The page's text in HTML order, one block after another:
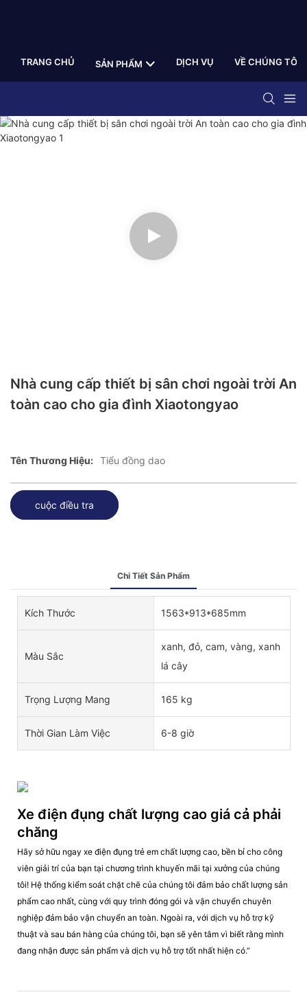
TRANG CHỦ SẢN PHẨM DỊCH VỤ VỀ CHÚNG TÔI
Nhà cung cấp thiết bị sân chơi ngoài trời An
toàn cao cho gia đình Xiaotongyao
Tên Thương Hiệu: Tiểu đồng dao
cuộc điều tra
Chi Tiết Sản Phẩm
Kích Thước 1563*913*685mm
Màu Sắc
xanh, đỏ, cam, vàng, xanh
lá cây
Trọng Lượng Mang 165 kg
Thời Gian Làm Việc 6-8 giờ
Xe điện đụng chất lượng cao giá cả phải
chăng
Hãy sở hữu ngay xe điện đụng trẻ em chất lượng cao, bền bỉ cho công
viên giải trí của bạn tại chương trình khuyến mãi tại xưởng của chúng
tôi! Hệ thống kiểm soát chặt chẽ của chúng tôi đảm bảo chất lượng sản
phẩm cao nhất, cùng với quy trình đóng gói và vận chuyển chuyên
nghiệp đảm bảo vận chuyển an toàn. Ngoài ra, với dịch vụ hỗ trợ kỹ
thuật và sau bán hàng của chúng tôi, bạn sẽ yên tâm vì biết rằng mình
đang nhận được sản phẩm và dịch vụ hỗ trợ tốt nhất hiện có.”